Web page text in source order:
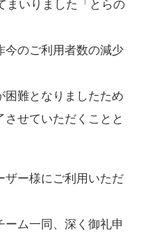
まいりました「とらの
今のご利用者数の減少
困難となりましたため
せていただくことと
ザー様にご利用いただ
ーム一同、深く御礼申